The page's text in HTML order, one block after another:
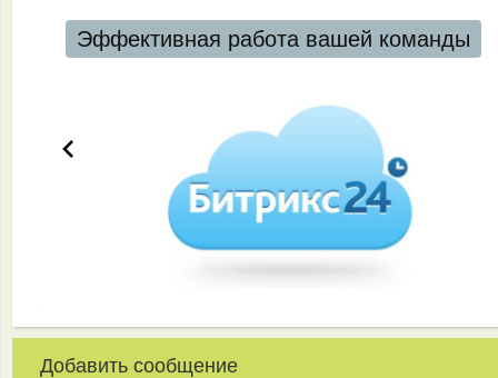
Эффективная работа вашей команды
Добавить сообщение